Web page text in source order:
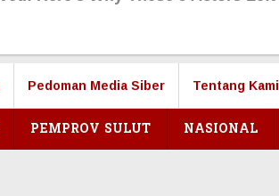
Pedoman Media Siber Tentang Kami
PEMPROV SULUT NASIONAL